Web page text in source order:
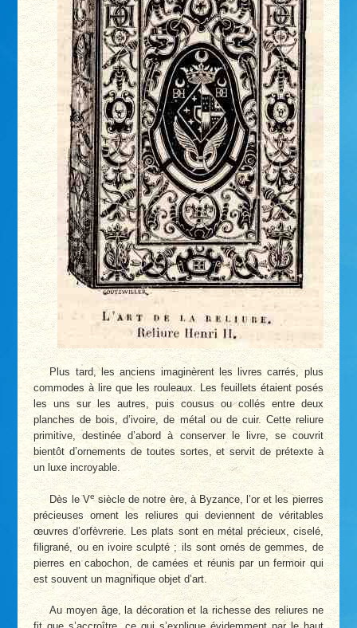
Plus tard, les anciens imaginèrent les livres carrés, plus
commodes à lire que les rouleaux. Les feuillets étaient posés
les uns sur les autres, puis cousus ou collés entre deux
planches de bois, d’ivoire, de métal ou de cuir. Cette reliure
primitive, destinée d’abord à conserver le livre, se couvrit
bientôt d’ornements de toutes sortes, et servit de prétexte à
un luxe incroyable.
Dès le Vesiècle de notre ère, à Byzance, l’or et les pierres
précieuses ornent les reliures qui deviennent de véritables
œuvres d’orfèvrerie. Les plats sont en métal précieux, ciselé,
filigrané, ou en ivoire sculpté ; ils sont ornés de gemmes, de
pierres en cabochon, de camées et réunis par un fermoir qui
est souvent un magnifique objet d’art.
Au moyen âge, la décoration et la richesse des reliures ne